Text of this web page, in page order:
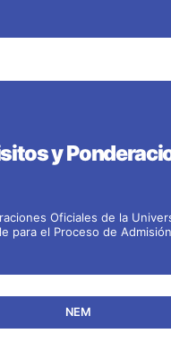
y
Oficiales de la
para el Proceso de
NEM